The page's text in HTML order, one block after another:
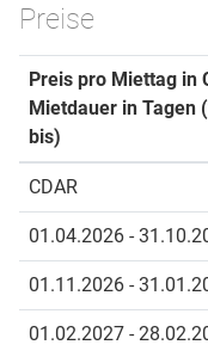
Preise
Preis pro Miettag in
Mietdauer in Tagen
bis)
CDAR
01.04.2026 -
01.11.2026 -
01.02.2027 -